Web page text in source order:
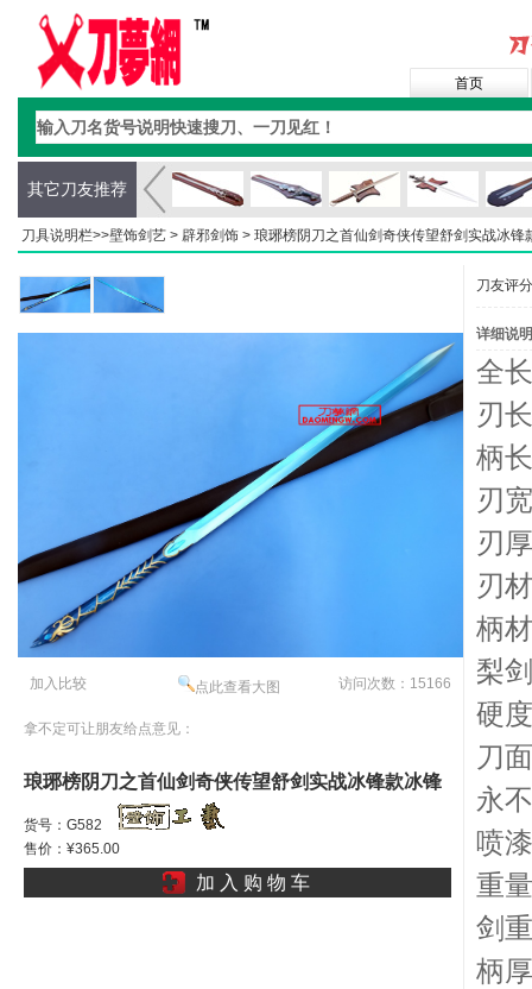
首页
其它刀友推荐
刀具说明栏>>壁饰剑艺 > 辟邪剑饰 > 琅琊榜阴刀之首仙剑奇侠传望舒剑实战冰
加入比较 点此查看大图 访问次数：15166
拿不定可让朋友给点意见：
琅琊榜阴刀之首仙剑奇侠传望舒剑实战冰锋款冰锋
王劍一片冰心在玉壶金瓶梅剑仙l
货号：G582
售价：¥365.00
加 入 购 物 车
刀友评
详细说明
全
刃
柄
刃
刃
刃
柄
梨
硬
刀
永
喷
重
剑
柄